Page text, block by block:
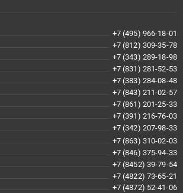
+7 (495) 966-18-01
+7 (812) 309-35-78
+7 (343) 289-18-98
+7 (831) 281-52-53
+7 (383) 284-08-48
+7 (843) 211-02-57
+7 (861) 201-25-33
+7 (391) 216-76-03
+7 (342) 207-98-33
+7 (863) 310-02-03
+7 (846) 375-94-33
+7 (8452) 39-79-54
+7 (4822) 73-65-21
+7 (4872) 52-41-06